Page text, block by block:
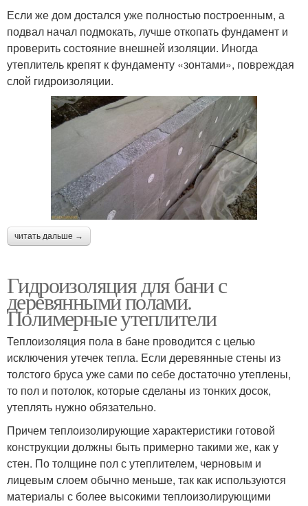
Если же дом достался уже полностью построенным, а
подвал начал подмокать, лучше откопать фундамент и
проверить состояние внешней изоляции. Иногда
утеплитель крепят к фундаменту «зонтами», повреждая
слой гидроизоляции.
читать дальше →
Гидроизоляция для бани с
деревянными полами.
Полимерные утеплители
Теплоизоляция пола в бане проводится с целью
исключения утечек тепла. Если деревянные стены из
толстого бруса уже сами по себе достаточно утеплены,
то пол и потолок, которые сделаны из тонких досок,
утеплять нужно обязательно.
Причем теплоизолирующие характеристики готовой
конструкции должны быть примерно такими же, как у
стен. По толщине пол с утеплителем, черновым и
лицевым слоем обычно меньше, так как используются
материалы с более высокими теплоизолирующими